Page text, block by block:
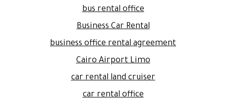
bus rental office
Business Car Rental
business office rental agreement
Cairo Airport Limo
car rental land cruiser
car rental office